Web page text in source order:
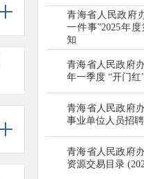
青海省人民政府
一件事”2025年度
知
青海省人民政府
年一季度 “开门红
青海省人民政府
事业单位人员招
青海省人民政府
资源交易目录